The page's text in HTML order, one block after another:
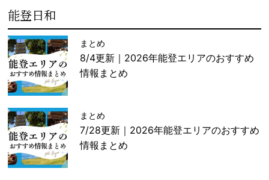
能登日和
まとめ
8/4更新｜2026年能登エリアのおすすめ
情報まとめ
まとめ
7/28更新｜2026年能登エリアのおすすめ
情報まとめ